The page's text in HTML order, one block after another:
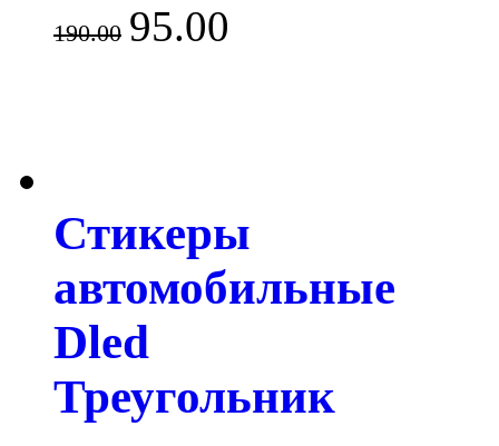
190.00 95.00
Стикеры
автомобильные
Dled
Треугольник